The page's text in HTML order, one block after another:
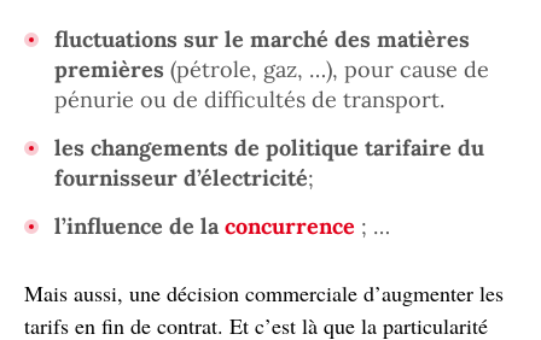
fluctuations sur le marché des matières
premières (pétrole, gaz, …), pour cause de
pénurie ou de difficultés de transport.
les changements de politique tarifaire du
fournisseur d’électricité;
l’influence de laconcurrence ; …
Mais aussi, une décision commerciale d’augmenter les
tarifs en fin de contrat. Et c’est là que la particularité